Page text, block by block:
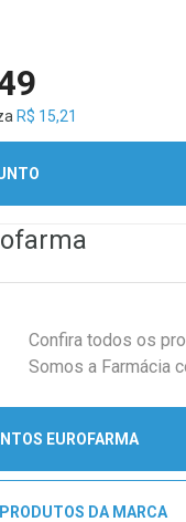
R$ 15,21
Confira todos os
Somos a Farmácia
EUROFARMA
DA MARCA